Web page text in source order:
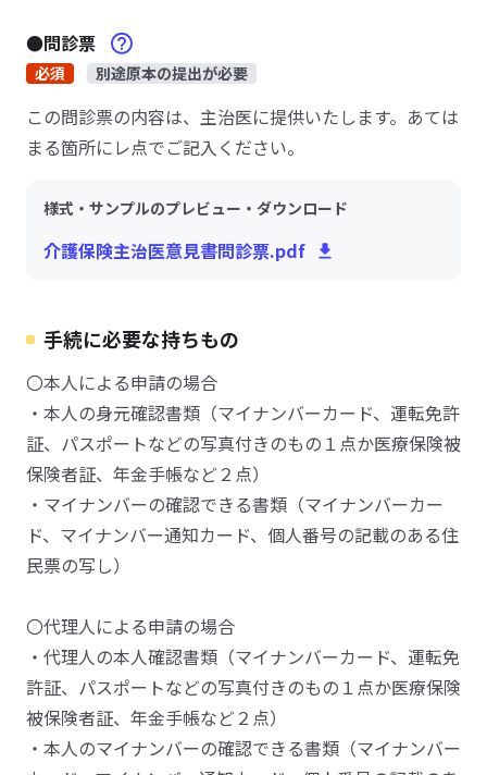
●問診票
必須 別途原本の提出が必要
この問診票の内容は、主治医に提供いたします。あては
まる箇所にレ点でご記入ください。
様式・サンプルのプレビュー・ダウンロード
介護保険主治医意見書問診票.pdf
手続に必要な持ちもの
〇本人による申請の場合
・本人の身元確認書類（マイナンバーカード、運転免許
証、パスポートなどの写真付きのもの１点か医療保険被
保険者証、年金手帳など２点）
・マイナンバーの確認できる書類（マイナンバーカー
ド、マイナンバー通知カード、個人番号の記載のある住
民票の写し）
〇代理人による申請の場合
・代理人の本人確認書類（マイナンバーカード、運転免
許証、パスポートなどの写真付きのもの１点か医療保険
被保険者証、年金手帳など２点）
・本人のマイナンバーの確認できる書類（マイナンバー